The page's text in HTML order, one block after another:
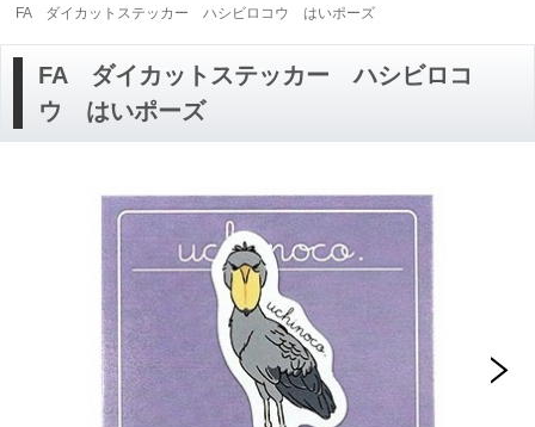
FA ダイカットステッカー ハシビロコウ はいポーズ
FA ダイカットステッカー ハシビロコ
ウ はいポーズ